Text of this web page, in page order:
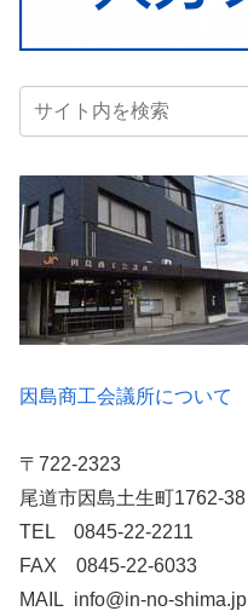
因島商工会議所について
〒722-2323
尾道市因島土生町1762-38
TEL 0845-22-2211
FAX 0845-22-6033
MAIL info@in-no-shima.jp